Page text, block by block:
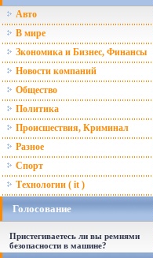
Авто
В мире
Зкономика и Бизнес, Финансы
Новости компаний
Общество
Политика
Происшествия, Криминал
Разное
Спорт
Технологии ( it )
Голосование
Пристегиваетесь ли вы ремнями
безопасности в машине?